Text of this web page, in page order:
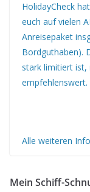
HolidayCheck
euch auf vielen
Anreisepaket
Bordguthaben).
stark limitiert ist,
empfehlenswert.
Alle weiteren
Mein Schiff-